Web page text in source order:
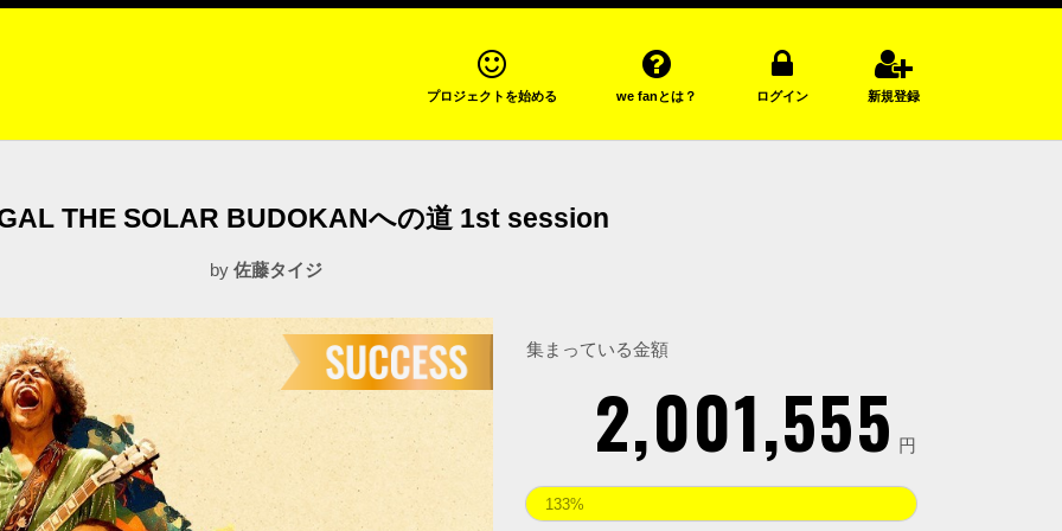
プロジェクトを始める we fanとは？ ログイン 新規登録
THE SOLAR BUDOKANへの道 1st session
by 佐藤タイジ
集まっている金額
2,001,555 円
133%